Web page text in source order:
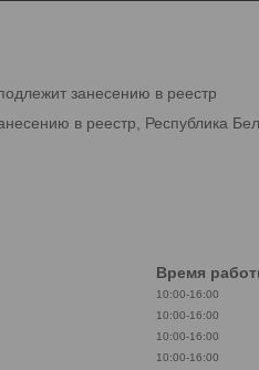
занесению в реестр
в реестр, Республика
Время
10:00-16:00
10:00-16:00
10:00-16:00
10:00-16:00